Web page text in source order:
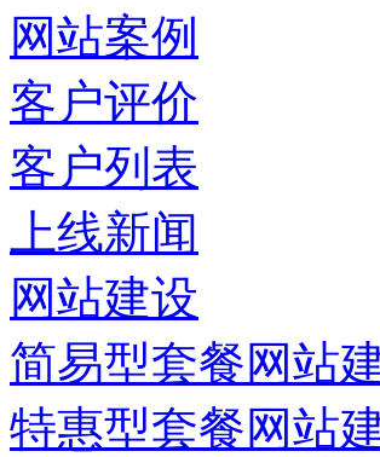
网站案例
客户评价
客户列表
上线新闻
网站建设
简易型套餐网站
特惠型套餐网站